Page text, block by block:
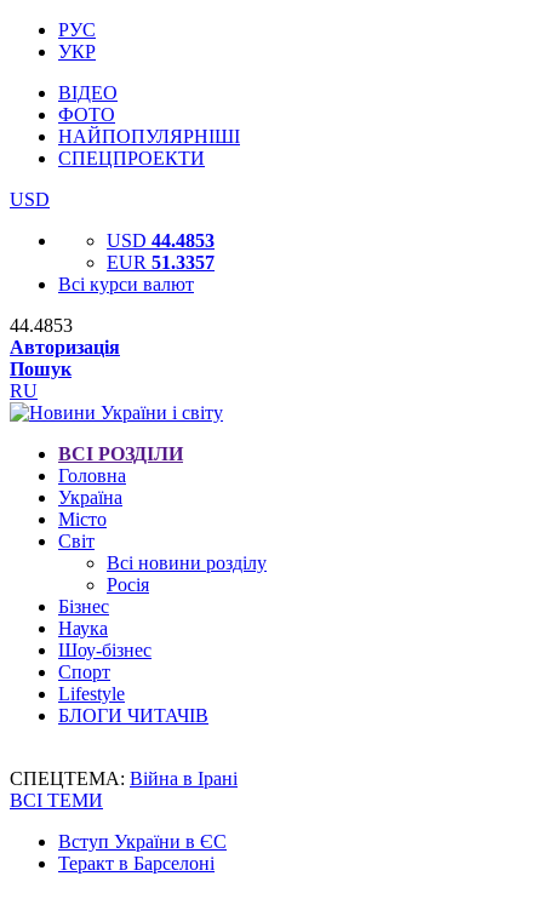
РУС
УКР
ВІДЕО
ФОТО
НАЙПОПУЛЯРНІШІ
СПЕЦПРОЕКТИ
USD
USD 44.4853
EUR 51.3357
Всі курси валют
44.4853
Авторизація
Пошук
RU
ВСІ РОЗДІЛИ
Головна
Україна
Місто
Світ
Всі новини розділу
Росія
Бізнес
Наука
Шоу-бізнес
Спорт
Lifestyle
БЛОГИ ЧИТАЧІВ
СПЕЦТЕМА: Війна в Ірані
ВСІ ТЕМИ
Вступ України в ЄС
Теракт в Барселоні